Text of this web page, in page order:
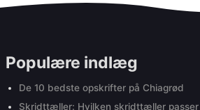
Populære indlæg
De 10 bedste opskrifter på Chiagrød
Skridttæller: Hvilken skridttæller passer